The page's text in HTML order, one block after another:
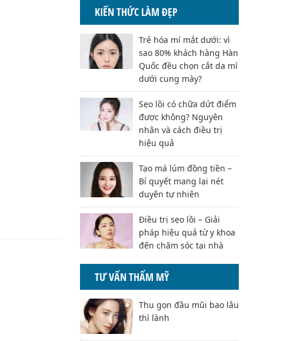
KIẾN THỨC LÀM ĐẸP
Trẻ hóa mí mắt dưới: vì
sao 80% khách hàng Hàn
Quốc đều chọn cắt da mí
dưới cung mày?
Sẹo lồi có chữa dứt điểm
được không? Nguyên
nhân và cách điều trị
hiệu quả
Tạo má lúm đồng tiền –
Bí quyết mang lại nét
duyên tự nhiên
Điều trị sẹo lồi – Giải
pháp hiệu quả từ y khoa
đến chăm sóc tại nhà
TƯ VẤN THẨM MỸ
Thu gọn đầu mũi bao lâu
thì lành